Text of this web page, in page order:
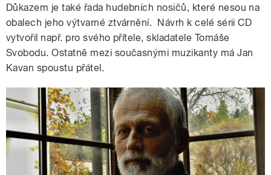
Důkazem je také řada hudebních nosičů, které nesou na
obalech jeho výtvarné ztvárnění. Návrh k celé sérii CD
vytvořil např. pro svého přítele, skladatele Tomáše
Svobodu. Ostatně mezi současnými muzikanty má Jan
Kavan spoustu přátel.